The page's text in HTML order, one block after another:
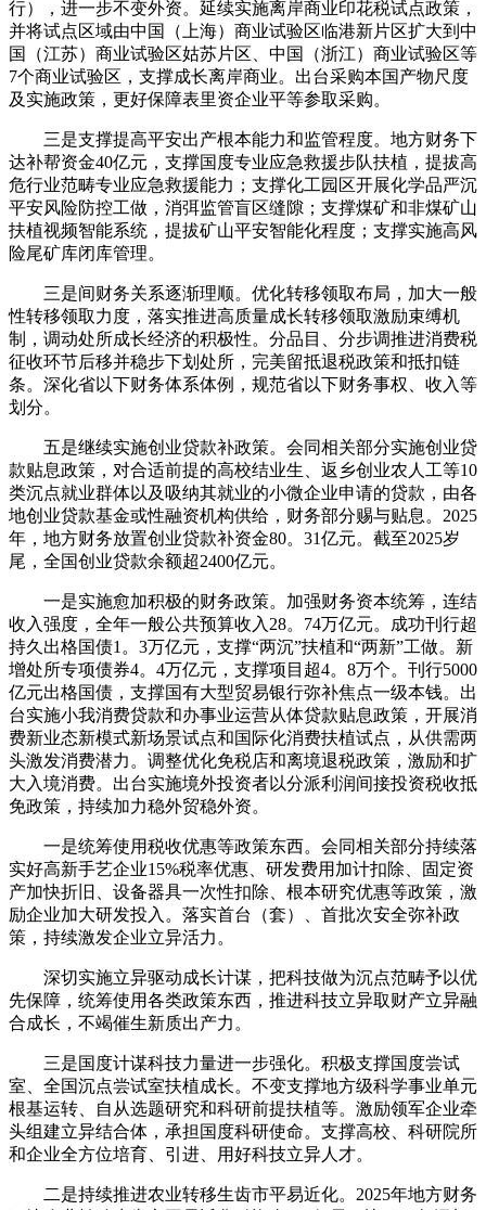
行），进一步不变外资。延续实施离岸商业印花税试点政策，
并将试点区域由中国（上海）商业试验区临港新片区扩大到中
国（江苏）商业试验区姑苏片区、中国（浙江）商业试验区等
7个商业试验区，支撑成长离岸商业。出台采购本国产物尺度
及实施政策，更好保障表里资企业平等参取采购。
三是支撑提高平安出产根本能力和监管程度。地方财务下
达补帮资金40亿元，支撑国度专业应急救援步队扶植，提拔高
危行业范畴专业应急救援能力；支撑化工园区开展化学品严沉
平安风险防控工做，消弭监管盲区缝隙；支撑煤矿和非煤矿山
扶植视频智能系统，提拔矿山平安智能化程度；支撑实施高风
险尾矿库闭库管理。
三是间财务关系逐渐理顺。优化转移领取布局，加大一般
性转移领取力度，落实推进高质量成长转移领取激励束缚机
制，调动处所成长经济的积极性。分品目、分步调推进消费税
征收环节后移并稳步下划处所，完美留抵退税政策和抵扣链
条。深化省以下财务体系体例，规范省以下财务事权、收入等
划分。
五是继续实施创业贷款补政策。会同相关部分实施创业贷
款贴息政策，对合适前提的高校结业生、返乡创业农人工等10
类沉点就业群体以及吸纳其就业的小微企业申请的贷款，由各
地创业贷款基金或性融资机构供给，财务部分赐与贴息。2025
年，地方财务放置创业贷款补资金80。31亿元。截至2025岁
尾，全国创业贷款余额超2400亿元。
一是实施愈加积极的财务政策。加强财务资本统筹，连结
收入强度，全年一般公共预算收入28。74万亿元。成功刊行超
持久出格国债1。3万亿元，支撑“两沉”扶植和“两新”工做。新
增处所专项债券4。4万亿元，支撑项目超4。8万个。刊行5000
亿元出格国债，支撑国有大型贸易银行弥补焦点一级本钱。出
台实施小我消费贷款和办事业运营从体贷款贴息政策，开展消
费新业态新模式新场景试点和国际化消费扶植试点，从供需两
头激发消费潜力。调整优化免税店和离境退税政策，激励和扩
大入境消费。出台实施境外投资者以分派利润间接投资税收抵
免政策，持续加力稳外贸稳外资。
一是统筹使用税收优惠等政策东西。会同相关部分持续落
实好高新手艺企业15%税率优惠、研发费用加计扣除、固定资
产加快折旧、设备器具一次性扣除、根本研究优惠等政策，激
励企业加大研发投入。落实首台（套）、首批次安全弥补政
策，持续激发企业立异活力。
深切实施立异驱动成长计谋，把科技做为沉点范畴予以优
先保障，统筹使用各类政策东西，推进科技立异取财产立异融
合成长，不竭催生新质出产力。
三是国度计谋科技力量进一步强化。积极支撑国度尝试
室、全国沉点尝试室扶植成长。不变支撑地方级科学事业单元
根基运转、自从选题研究和科研前提扶植等。激励领军企业牵
头组建立异结合体，承担国度科研使命。支撑高校、科研院所
和企业全方位培育、引进、用好科技立异人才。
二是持续推进农业转移生齿市平易近化。2025年地方财务